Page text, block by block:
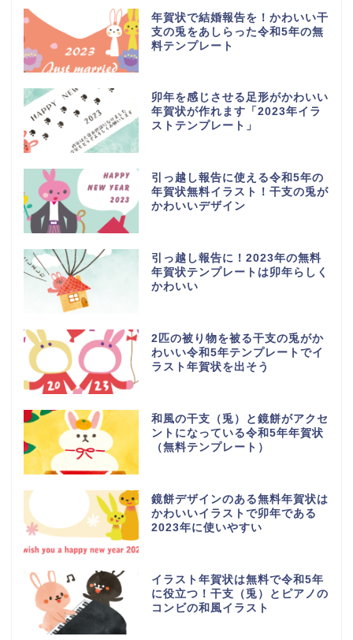
年賀状で結婚報告を！かわいい干
支の兎をあしらった令和5年の無
料テンプレート
卯年を感じさせる足形がかわいい
年賀状が作れます「2023年イラ
ストテンプレート」
引っ越し報告に使える令和5年の
年賀状無料イラスト！干支の兎が
かわいいデザイン
引っ越し報告に！2023年の無料
年賀状テンプレートは卯年らしく
かわいい
2匹の被り物を被る干支の兎がか
わいい令和5年テンプレートでイ
ラスト年賀状を出そう
和風の干支（兎）と鏡餅がアクセ
ントになっている令和5年年賀状
（無料テンプレート）
鏡餅デザインのある無料年賀状は
かわいいイラストで卯年である
2023年に使いやすい
イラスト年賀状は無料で令和5年
に役立つ！干支（兎）とピアノの
コンビの和風イラスト